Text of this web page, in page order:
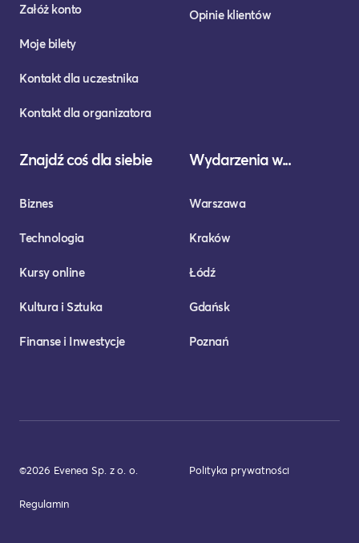
Załóż konto
Moje bilety
Kontakt dla uczestnika
Kontakt dla organizatora
Opinie klientów
Znajdź coś dla siebie
Biznes
Technologia
Kursy online
Kultura i Sztuka
Finanse i Inwestycje
Wydarzenia w...
Warszawa
Kraków
Łódź
Gdańsk
Poznań
©2026 Evenea Sp. z o. o. Polityka prywatności
Regulamin